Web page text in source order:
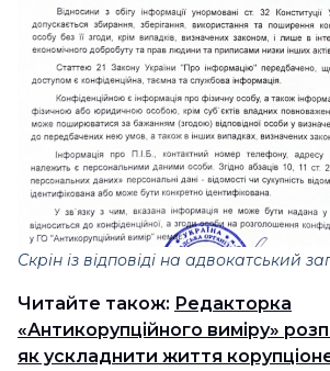
Скрін із відповіді на адвокатський
Читайте також: Редакторка
«Антикорупційного виміру»
як ускладнити життя